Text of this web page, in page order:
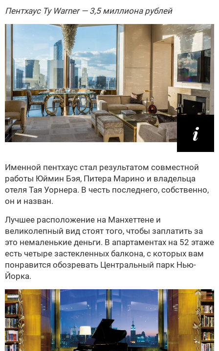
Пентхаус Ty Warner — 3,5 миллиона рублей
Именной пентхаус стал результатом совместной
работы Юймин Бэя, Питера Марино и владельца
отеля Тая Уорнера. В честь последнего, собственно,
он и назван.
Лучшее расположение на Манхеттене и
великолепный вид стоят того, чтобы заплатить за
это немаленькие деньги. В апартаментах на 52 этаже
есть четыре застекленных балкона, с которых вам
понравится обозревать Центральный парк Нью-
Йорка.